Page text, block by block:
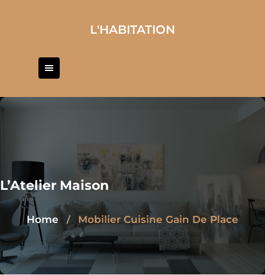
L'HABITATION
L’Atelier Maison
Home / Mobilier Cuisine Gain De Place